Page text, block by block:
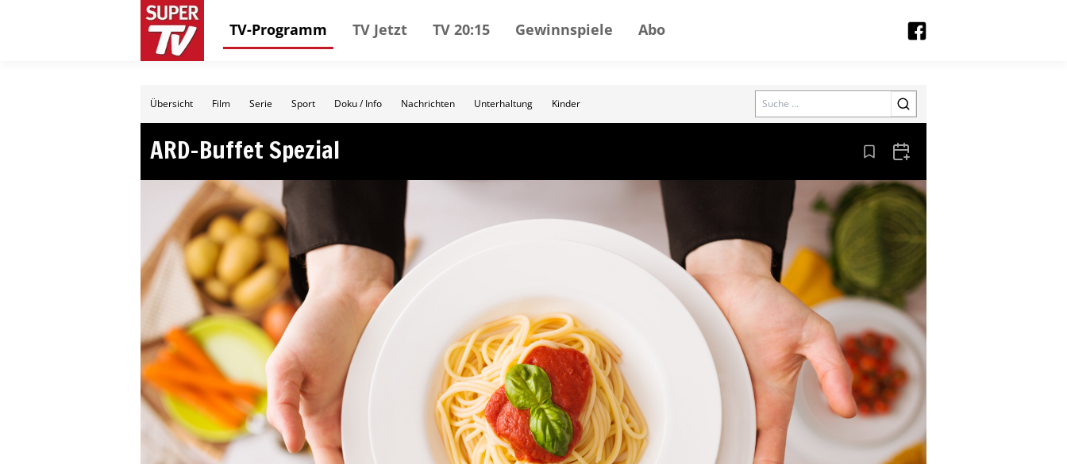
TV-Programm TV Jetzt TV 20:15 Gewinnspiele Abo
Übersicht Film Serie Sport Doku / Info Nachrichten Unterhaltung Kinder Search
ARD-Buffet Spezial Aus den Lesezeichen entfernen
Zum Kalender hinzufügen